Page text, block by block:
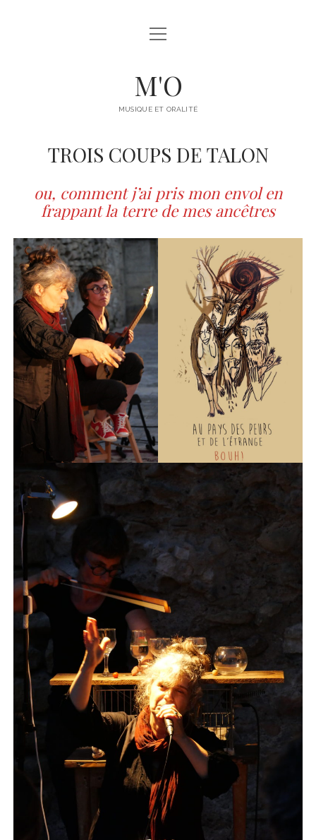
COMPAGNIE M’O
SPECTACLES
menu
JEUNESSE
ACCOMPAGNEMENT AMATEUR.ICES
DISPOSITIFS DRAC_NORMANDIE
ouvrir
menu
CULTURE/SANTÉ
AGENDA
ouvrir
NOUS SOMMES PASSÉS PAR LÀ…
ESPACE PRO
CONTACT
facebookinstagram
youtubeemail
ouvrir
menu
M'O
MUSIQUE ET ORALITÉ
TROIS COUPS DE TALON
ou, comment j’ai pris mon envol en
frappant la terre de mes ancêtres